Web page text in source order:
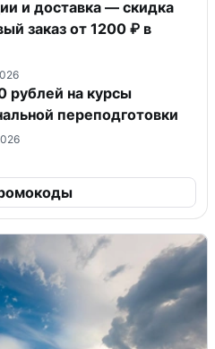
и доставка — скидка
заказ от 1200 ₽ в
рублей на курсы
переподготовки